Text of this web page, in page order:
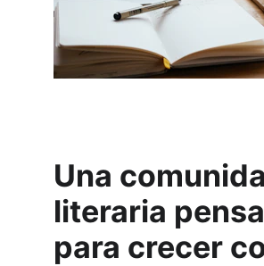
Una
literaria
para crecer